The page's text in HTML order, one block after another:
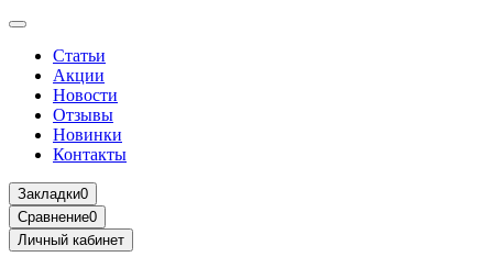
Статьи
Акции
Новости
Отзывы
Новинки
Контакты
Закладки0
Сравнение0
Личный кабинет